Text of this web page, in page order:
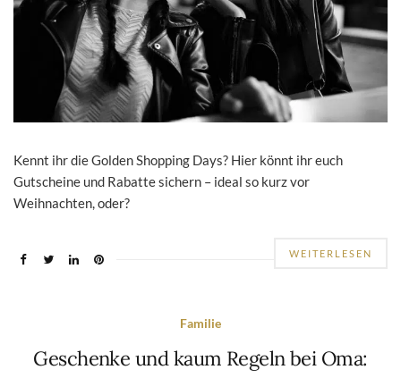
Kennt ihr die Golden Shopping Days? Hier könnt ihr euch
Gutscheine und Rabatte sichern – ideal so kurz vor
Weihnachten, oder?
WEITERLESEN
Familie
Geschenke und kaum Regeln bei Oma: